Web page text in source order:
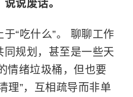
说废话。
“吃什么”。 聊聊工作
同规划，甚至是一些天
情绪垃圾桶，但也要
理”，互相疏导而非单